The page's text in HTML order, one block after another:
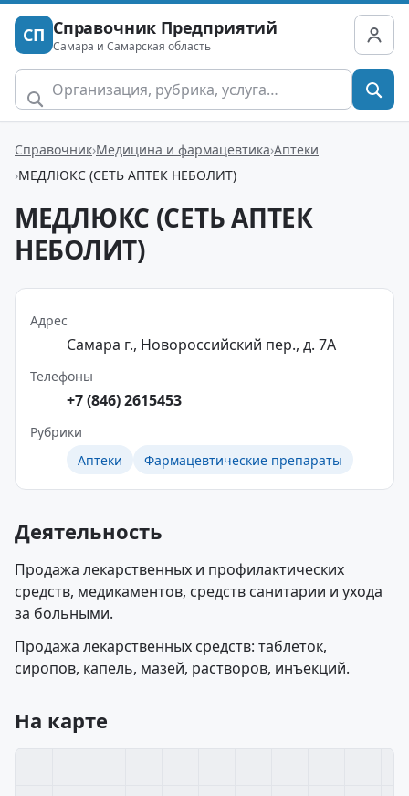
СП Справочник Предприятий
Самара и Самарская область
Справочник Медицина и фармацевтика Аптеки
МЕДЛЮКС (СЕТЬ АПТЕК НЕБОЛИТ)
МЕДЛЮКС (СЕТЬ АПТЕК
НЕБОЛИТ)
Адрес
Самара г., Новороссийский пер., д. 7А
Телефоны
+7 (846) 2615453
Рубрики
Аптеки
Фармацевтические препараты
Деятельность
Продажа лекарственных и профилактических
средств, медикаментов, средств санитарии и ухода
за больными.
Продажа лекарственных средств: таблеток,
сиропов, капель, мазей, растворов, инъекций.
На карте